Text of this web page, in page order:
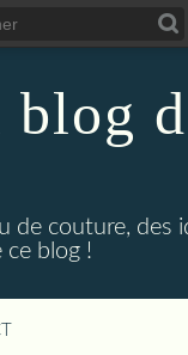
de couture, des
blog !